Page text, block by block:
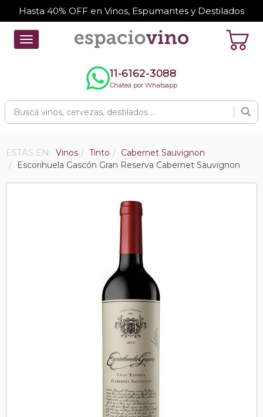
Hasta 40% OFF en Vinos, Espumantes y Destilados
Toggle
navigation
11-6162-3088
Chateá por Whatsapp
ESTÁS EN: Vinos Tinto
Cabernet Sauvignon
Escorihuela Gascón Gran Reserva Cabernet Sauvignon